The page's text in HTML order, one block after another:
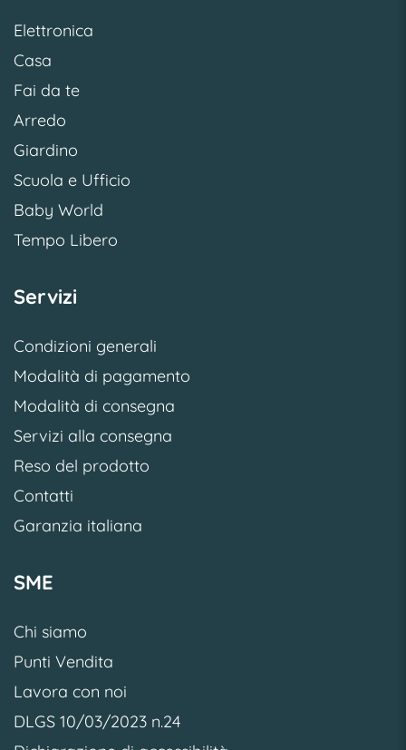
Elettronica
Casa
Fai da te
Arredo
Giardino
Scuola e Ufficio
Baby World
Tempo Libero
Servizi
Condizioni generali
Modalità di pagamento
Modalità di consegna
Servizi alla consegna
Reso del prodotto
Contatti
Garanzia italiana
SME
Chi siamo
Punti Vendita
Lavora con noi
DLGS 10/03/2023 n.24